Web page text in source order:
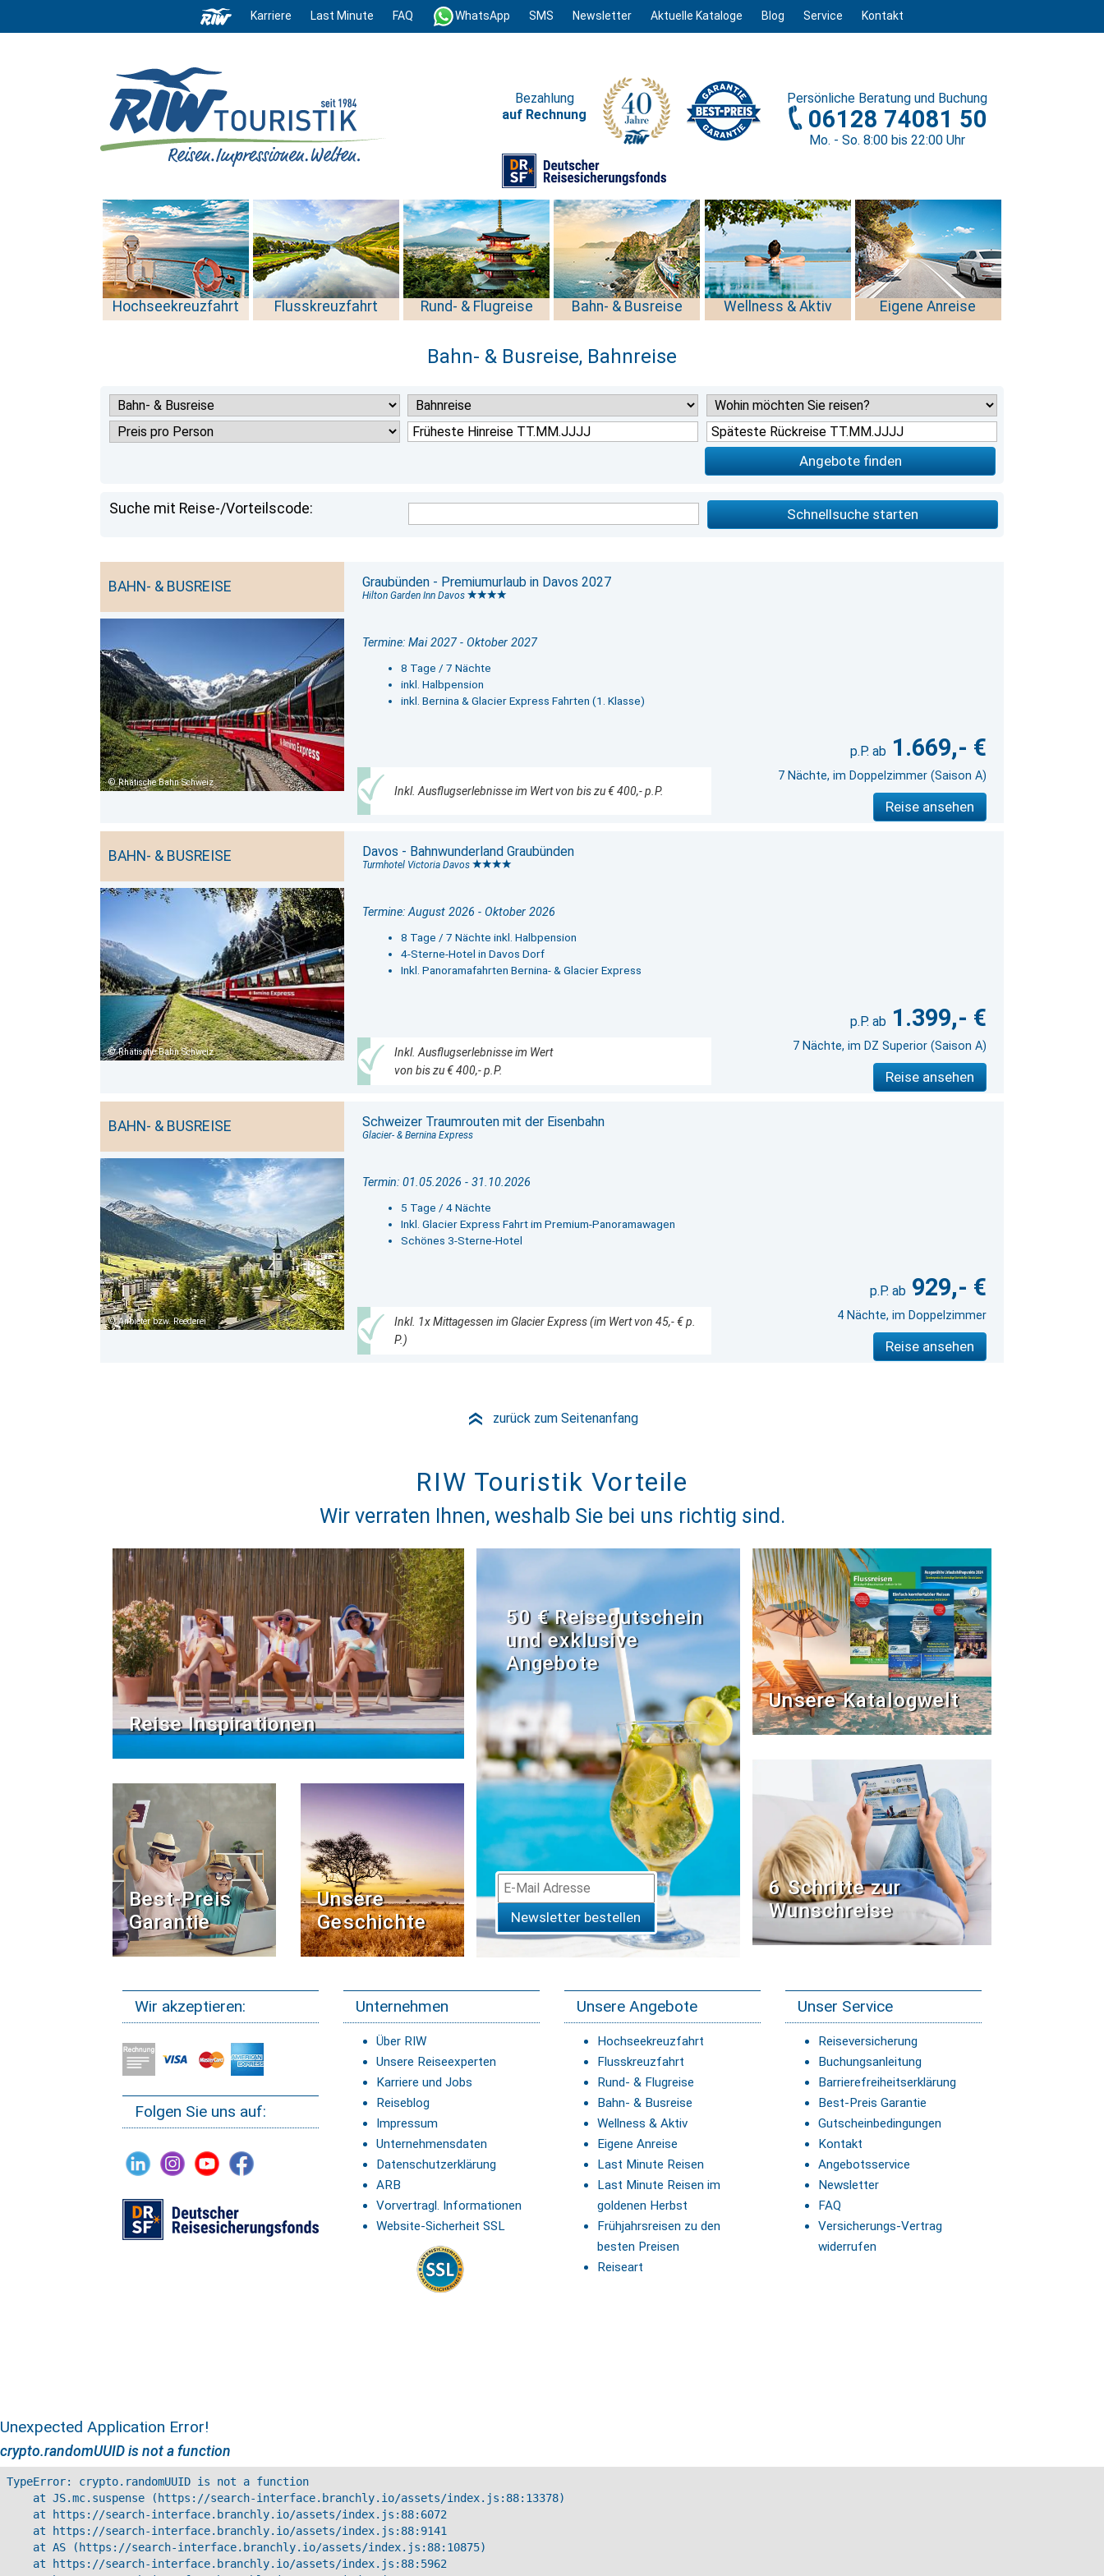
Karriere Last Minute FAQ WhatsApp SMS Newsletter Aktuelle Kataloge Blog Service Kontakt
Persönliche Beratung und Buchung
06128 74081 50
Mo. - So. 8:00 bis 22:00 Uhr
Bezahlung
auf Rechnung
Hochseekreuzfahrt Flusskreuzfahrt Rund- & Flugreise Bahn- & Busreise Wellness & Aktiv Eigene Anreise
Bahn- & Busreise, Bahnreise
Angebote finden
Suche mit Reise-/Vorteilscode: Schnellsuche starten
BAHN- & BUSREISE
Rhätische Bahn Schweiz
Graubünden - Premiumurlaub in Davos 2027
Hilton Garden Inn Davos
Termine: Mai 2027 - Oktober 2027
8 Tage / 7 Nächte
inkl. Halbpension
inkl. Bernina & Glacier Express Fahrten (1. Klasse)
Inkl. Ausflugserlebnisse im Wert von bis zu € 400,- p.P.
1.669,- €
7 Nächte, im Doppelzimmer (Saison A)
Reise ansehen
BAHN- & BUSREISE
Rhätische Bahn Schweiz
Davos - Bahnwunderland Graubünden
Turmhotel Victoria Davos
Termine: August 2026 - Oktober 2026
8 Tage / 7 Nächte inkl. Halbpension
4-Sterne-Hotel in Davos Dorf
Inkl. Panoramafahrten Bernina- & Glacier Express
Inkl. Ausflugserlebnisse im Wert
von bis zu € 400,- p.P.
1.399,- €
7 Nächte, im DZ Superior (Saison A)
Reise ansehen
BAHN- & BUSREISE
Anbieter bzw. Reederei
Schweizer Traumrouten mit der Eisenbahn
Glacier- & Bernina Express
Termin: 01.05.2026 - 31.10.2026
5 Tage / 4 Nächte
Inkl. Glacier Express Fahrt im Premium-Panoramawagen
Schönes 3-Sterne-Hotel
Inkl. 1x Mittagessen im Glacier Express (im Wert von 45,- € p.
P.)
929,- €
4 Nächte, im Doppelzimmer
Reise ansehen
» zurück zum Seitenanfang
RIW Touristik Vorteile
Wir verraten Ihnen, weshalb Sie bei uns richtig sind.
Reise Inspirationen
Best-Preis
Garantie
Unsere
Geschichte
50 € Reisegutschein
und exklusive
Angebote
Newsletter bestellen
Unsere Katalogwelt
6 Schritte zur
Wunschreise
Wir akzeptieren:
Folgen Sie uns auf:
Unternehmen
Über RIW
Unsere Reiseexperten
Karriere und Jobs
Reiseblog
Impressum
Unternehmensdaten
Datenschutzerklärung
ARB
Vorvertragl. Informationen
Website-Sicherheit SSL
Unsere Angebote
Hochseekreuzfahrt
Flusskreuzfahrt
Rund- & Flugreise
Bahn- & Busreise
Wellness & Aktiv
Eigene Anreise
Last Minute Reisen
Last Minute Reisen im
goldenen Herbst
Frühjahrsreisen zu den
besten Preisen
Reiseart
Unser Service
Reiseversicherung
Buchungsanleitung
Barrierefreiheitserklärung
Best-Preis Garantie
Gutscheinbedingungen
Kontakt
Angebotsservice
Newsletter
FAQ
Versicherungs-Vertrag
widerrufen
Unexpected Application Error!
crypto.randomUUID is not a function
TypeError: crypto.randomUUID is not a function
    at JS.mc.suspense (https://search-interface.branchly.io/assets/index.js:88:13378)
    at https://search-interface.branchly.io/assets/index.js:88:6072
    at https://search-interface.branchly.io/assets/index.js:88:9141
    at AS (https://search-interface.branchly.io/assets/index.js:88:10875)
    at https://search-interface.branchly.io/assets/index.js:88:5962